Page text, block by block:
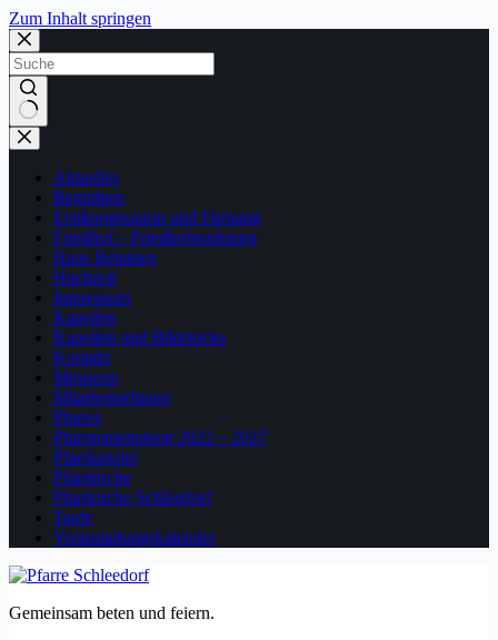
Zum Inhalt springen
Keine
Ergebnisse
Aktuelles
Begräbnis
Erstkommunion und Firmung
Friedhof – Friedhofsordnung
Haus Betanien
Hochzeit
Impressum
Kapellen
Kapellen und Bildstöcke
Kontakt
Mesnerin
MitarbeiterInnen
Pfarrer
Pfarrgemeinderat 2022 – 2027
Pfarrkanzlei
Pfarrkirche
Pfarrkirche Schleedorf
Taufe
Veranstaltungskalender
Gemeinsam beten und feiern.